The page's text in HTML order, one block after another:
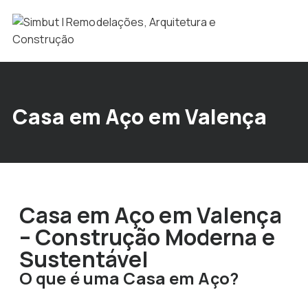
Casa em Aço em Valença
Casa em Aço em Valença
– Construção Moderna e
Sustentável
O que é uma Casa em Aço?